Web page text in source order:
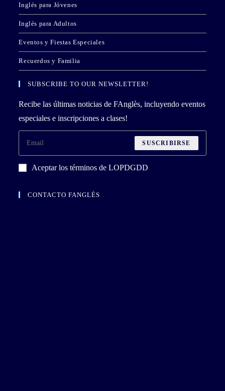
Inglés para Jóvenes
Inglés para Adultos
Eventos y Fiestas Especiales
Recuerdos y Familia
SUBSCRIBE TO OUR NEWSLETTER!
Recibe las últimas noticias de FAnglès, incluyendo eventos
especiales e inscripciones a clases!
SUSCRIBIRSE
Aceptar los términos de LOPDGDD
CONTACTO FANGLÈS